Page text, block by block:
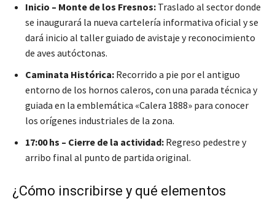
Inicio – Monte de los Fresnos: Traslado al sector donde
se inaugurará la nueva cartelería informativa oficial y se
dará inicio al taller guiado de avistaje y reconocimiento
de aves autóctonas.
Caminata Histórica: Recorrido a pie por el antiguo
entorno de los hornos caleros, con una parada técnica y
guiada en la emblemática «Calera 1888» para conocer
los orígenes industriales de la zona.
17:00 hs – Cierre de la actividad: Regreso pedestre y
arribo final al punto de partida original.
¿Cómo inscribirse y qué elementos